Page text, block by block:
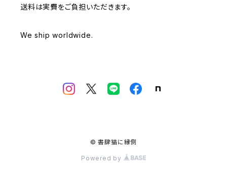
送料は実費をご負担いただきます。
We ship worldwide.
© 書肆猫に縁側
Powered by